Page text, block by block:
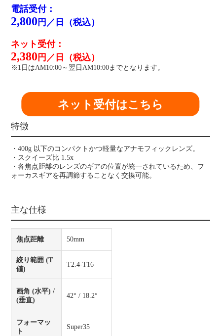
電話受付：
2,800 円／日（税込）
ネット受付：
2,380 円／日（税込）
※1日はAM10:00～翌日AM10:00までとなります。
ネット受付はこちら
特徴
・400g 以下のコンパクトかつ軽量なアナモフィックレンズ。
・スクイーズ比 1.5x
・各焦点距離のレンズのギアの位置が統一されているため、フ
ォーカスギアを再調節することなく交換可能。
主な仕様
焦点距離 50mm
絞り範囲 (T
値)
T2.4-T16
画角 (水平) /
(垂直)
42° / 18.2°
フォーマッ
ト
Super35